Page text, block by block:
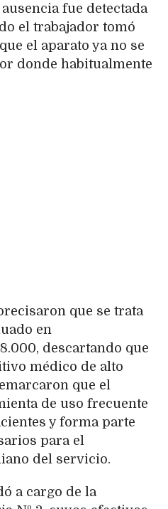
fue detectada
el trabajador tomó
el aparato ya no se
donde habitualmente
que se trata
en
descartando que
médico de alto
que el
de uso frecuente
y forma parte
para el
del servicio.
a cargo de la